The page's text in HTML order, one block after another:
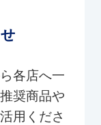
各店へ一
奨商品や
用くださ